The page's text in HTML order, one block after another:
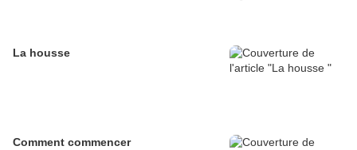
La housse
Comment commencer